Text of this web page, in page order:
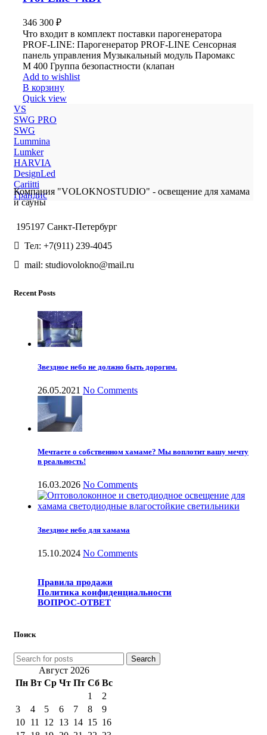
346 300 ₽
Что входит в комплект поставки парогенератора
PROF-LINE: Парогенератор PROF-LINE Сенсорная
панель управления Музыкальный модуль Паромакс
М 400 Группа безопастности (клапан
Add to wishlist
В корзину
Quick view
VS
SWG PRO
SWG
Lummina
Lumker
HARVIA
DesignLed
Cariitti
Грандис
Компания "VOLOKNOSTUDIO" - освещение для хамама
и сауны
195197 Санкт-Петербург
Тел: +7(911) 239-4045
mail: studiovolokno@mail.ru
Recent Posts
Звездное небо не должно быть дорогим.
26.05.2021 No Comments
Мечтаете о собственном хамаме? Мы воплотит вашу мечту
в реальность!
16.03.2026 No Comments
Звездное небо для хамама
15.10.2024 No Comments
Правила продажи
Политика конфиденциальности
ВОПРОС-ОТВЕТ
Поиск
Search
Август 2026
Пн Вт Ср Чт Пт Сб Вс
1
2
3
4 5 6 7 8
9
10 11 12 13 14 15 16